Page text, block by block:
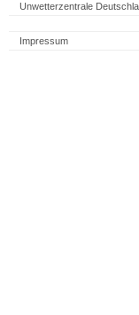
Unwetterzentrale
Impressum